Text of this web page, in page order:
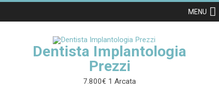
MENU
Dentista Implantologia
Prezzi
7.800€ 1 Arcata